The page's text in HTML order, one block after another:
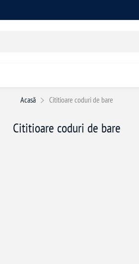
Acasă Cititioare coduri de bare
Cititioare coduri de bare